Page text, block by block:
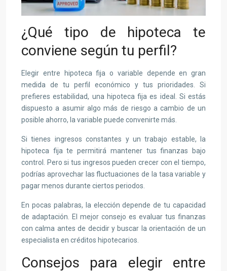
¿Qué tipo de hipoteca te
conviene según tu perfil?
Elegir entre hipoteca fija o variable depende en gran
medida de tu perfil económico y tus prioridades. Si
prefieres estabilidad, una hipoteca fija es ideal. Si estás
dispuesto a asumir algo más de riesgo a cambio de un
posible ahorro, la variable puede convenirte más.
Si tienes ingresos constantes y un trabajo estable, la
hipoteca fija te permitirá mantener tus finanzas bajo
control. Pero si tus ingresos pueden crecer con el tiempo,
podrías aprovechar las fluctuaciones de la tasa variable y
pagar menos durante ciertos periodos.
En pocas palabras, la elección depende de tu capacidad
de adaptación. El mejor consejo es evaluar tus finanzas
con calma antes de decidir y buscar la orientación de un
especialista en créditos hipotecarios.
Consejos para elegir entre